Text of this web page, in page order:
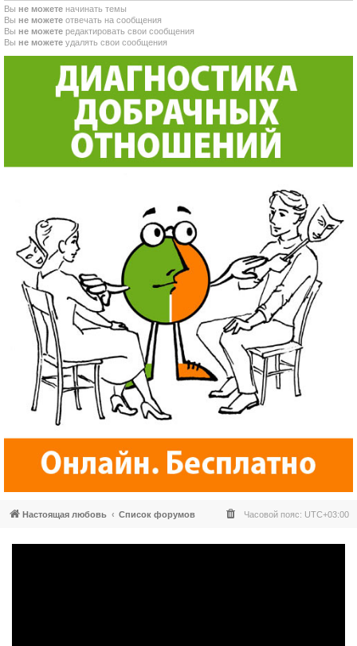
Вы не можете начинать темы
Вы не можете отвечать на сообщения
Вы не можете редактировать свои сообщения
Вы не можете удалять свои сообщения
Настоящая любовь Список форумов Часовой пояс: UTC+03:00